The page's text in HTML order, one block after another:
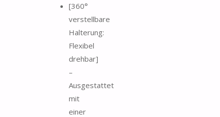
[360°
verstellbare
Halterung:
Flexibel
drehbar]
–
Ausgestattet
mit
einer